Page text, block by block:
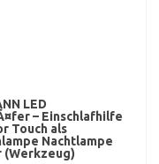
LED
– Einschlafhilfe
Touch als
Nachtlampe
(Werkzeug)